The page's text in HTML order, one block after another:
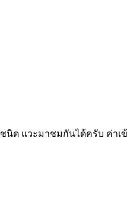
แวะมาชมกันได้ครับ ค่าเ